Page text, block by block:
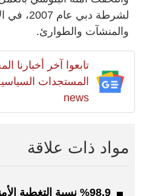
لشرطة دبي
والمنشآت والطوارئ.
تابعوا آخر أخبارنا
news
مواد ذات علاقة
%98.9 نسبة